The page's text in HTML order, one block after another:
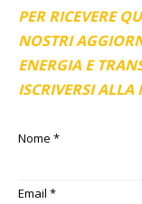
PER RICEVERE
NOSTRI
ENERGIA E
ISCRIVERSI ALLA
Nome *
Email *